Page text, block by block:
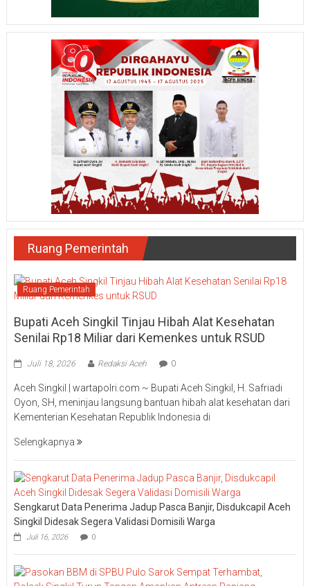
Ruang Pemerintah
Ruang Pemerintah
Bupati Aceh Singkil Tinjau Hibah Alat Kesehatan
Senilai Rp18 Miliar dari Kemenkes untuk RSUD
Juli 18, 2026 Redaksi Aceh 0
Aceh Singkil | wartapolri.com ~ Bupati Aceh Singkil, H. Safriadi
Oyon, SH, meninjau langsung bantuan hibah alat kesehatan dari
Kementerian Kesehatan Republik Indonesia di
Selengkapnya
Sengkarut Data Penerima Jadup Pasca Banjir, Disdukcapil Aceh
Singkil Didesak Segera Validasi Domisili Warga
Juli 16, 2026 0